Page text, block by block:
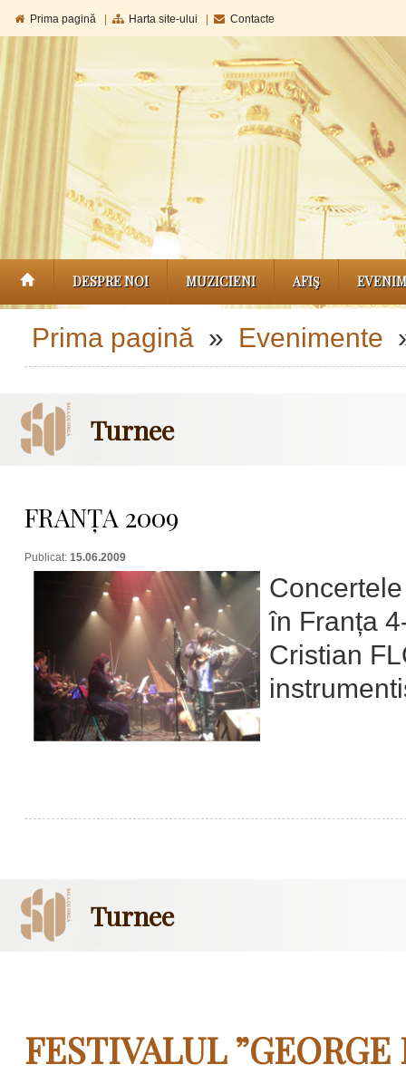
Prima pagină Harta site-ului Contacte
DESPRE NOI MUZICIENI AFIŞ
Prima pagină » Evenimente
Turnee
FRANȚA 2009
Publicat: 15.06.2009
în Franța
Cristian
Turnee
FESTIVALUL ”GEORGE